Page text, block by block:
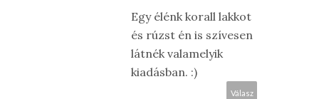
Egy élénk korall lakkot
és rúzst én is szívesen
látnék valamelyik
kiadásban. :)
Válasz